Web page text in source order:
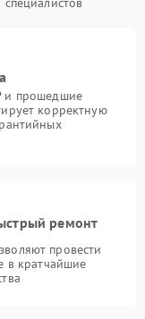
и прошедшие
корректную
ремонт
провести
в кратчайшие